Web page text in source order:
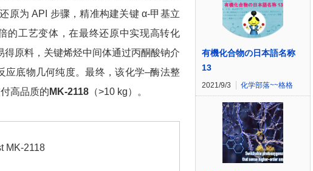
原为 API 步骤，精准构建关键 α-甲基立
的工艺变体，在最终还原中实现高转化
原料，关键烯烃中间体通过丙酮酸钠介
应底物几何纯度。最终，该化学–酶法整
高品质的 MK-2118 （>10 kg）。
MK-2118
有機化合物の日本語名称
13
2021/9/3 化学部落~~格格